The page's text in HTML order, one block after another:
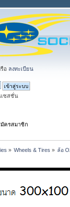
อ ลงทะเบียน
เซสชั่น
ครสมาชิก
» Wheels & Tires » ล้อ